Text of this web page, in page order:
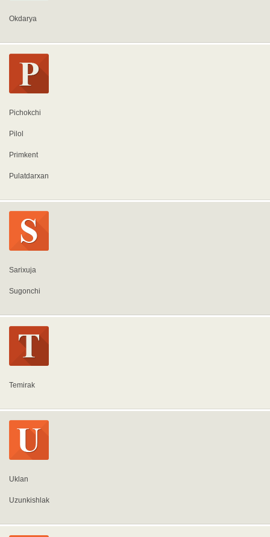
Okdarya
Pichokchi
Pilol
Primkent
Pulatdarxan
Sarixuja
Sugonchi
Temirak
Uklan
Uzunkishlak